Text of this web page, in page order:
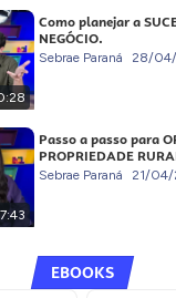
Como planejar a
NEGÓCIO.
Sebrae Paraná 28/
Passo a passo para
PROPRIEDADE
Sebrae Paraná 21/
EBOOKS